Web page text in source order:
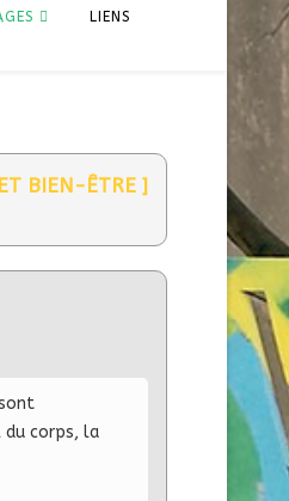
LIENS
BIEN-ÊTRE ]
du corps, la